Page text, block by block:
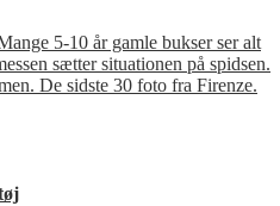
5-10 år gamle bukser ser alt
sætter situationen på spidsen.
De sidste 30 foto fra Firenze.